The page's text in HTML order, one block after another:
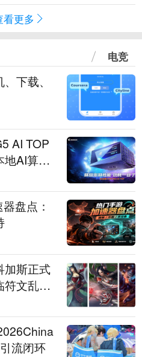
看更多
电竞
下载、
AI TOP
地AI算力
盘点：
加斯正式
符文乱
流闭环